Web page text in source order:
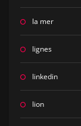
la mer
lignes
linkedin
lion